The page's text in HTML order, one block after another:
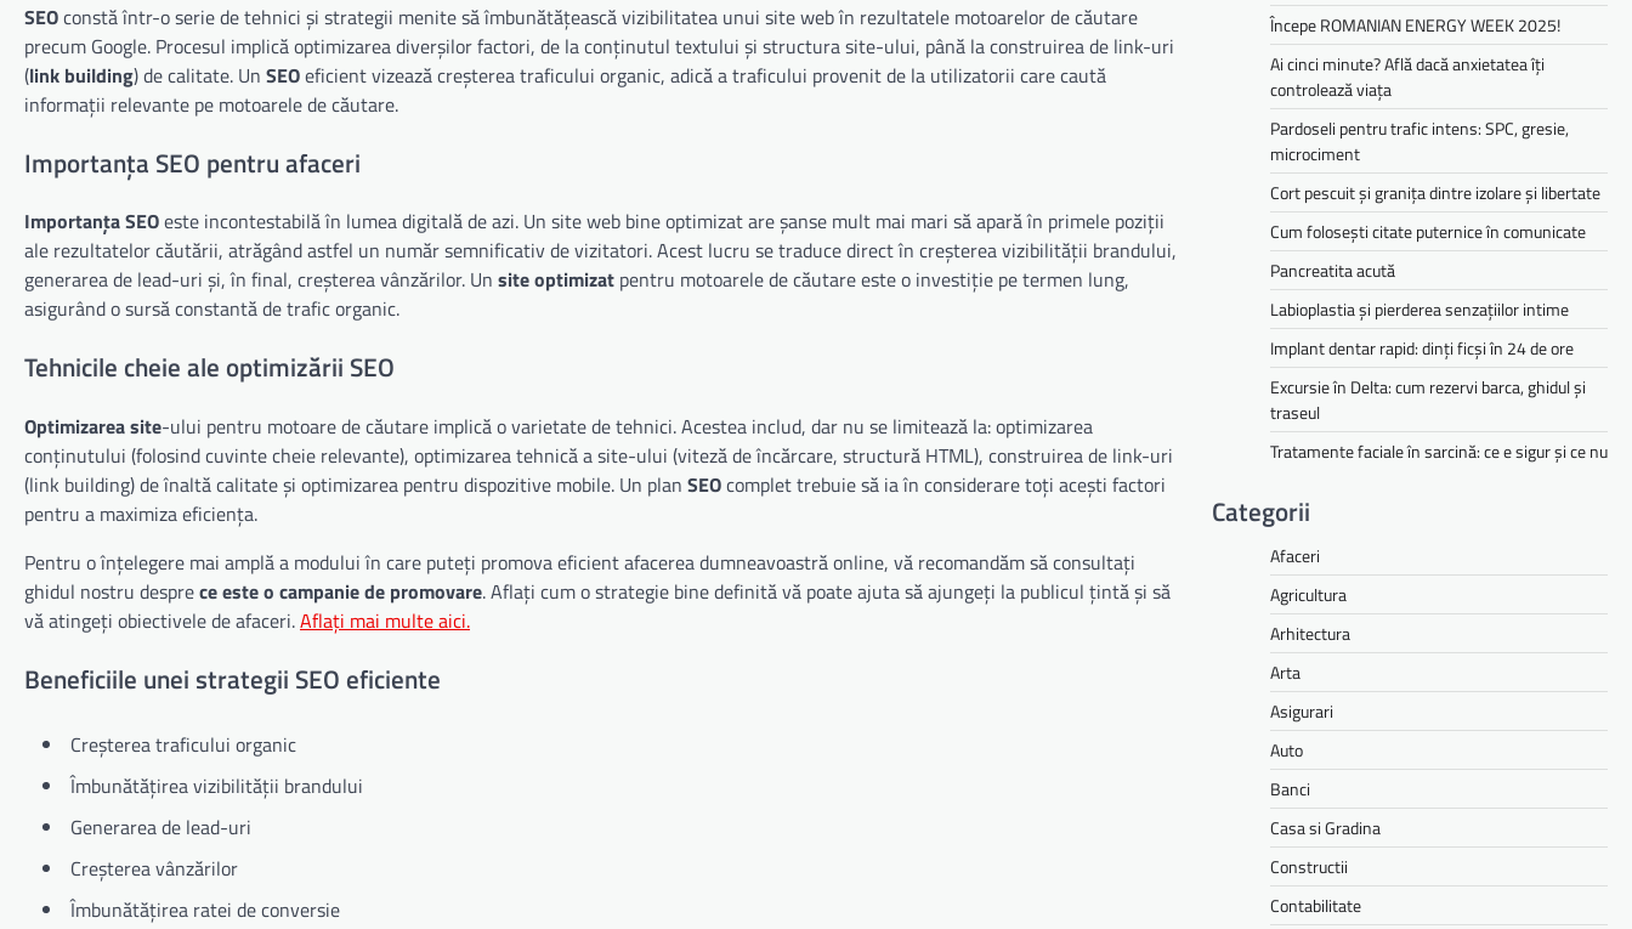
SEOconstă într-o serie de tehnici și strategii menite să îmbunătățească vizibilitatea unui site web în rezultatele motoarelor de căutare
precum Google. Procesul implică optimizarea diverșilor factori, de la conținutul textului și structura site-ului, până la construirea de link-uri
(link building) de calitate. Un SEOeficient vizează creşterea traficului organic, adică a traficului provenit de la utilizatorii care caută
informații relevante pe motoarele de căutare.
Importanța SEO pentru afaceri
Importanța SEOeste incontestabilă în lumea digitală de azi. Un site web bine optimizat are șanse mult mai mari să apară în primele poziții
ale rezultatelor căutării, atrăgând astfel un număr semnificativ de vizitatori. Acest lucru se traduce direct în creșterea vizibilității brandului,
generarea de lead-uri și, în final, creșterea vânzărilor. Un site optimizat pentru motoarele de căutare este o investiție pe termen lung,
asigurând o sursă constantă de trafic organic.
Tehnicile cheie ale optimizării SEO
Optimizarea site-ului pentru motoare de căutare implică o varietate de tehnici. Acestea includ, dar nu se limitează la: optimizarea
conținutului (folosind cuvinte cheie relevante), optimizarea tehnică a site-ului (viteză de încărcare, structură HTML), construirea de link-uri
(link building) de înaltă calitate și optimizarea pentru dispozitive mobile. Un plan SEOcomplet trebuie să ia în considerare toți acești factori
pentru a maximiza eficiența.
Pentru o înțelegere mai amplă a modului în care puteți promova eficient afacerea dumneavoastră online, vă recomandăm să consultați
ghidul nostru desprece este o campanie de promovare. Aflați cum o strategie bine definită vă poate ajuta să ajungeți la publicul țintă și să
vă atingeți obiectivele de afaceri.Aflați mai multe aici.
Beneficiile unei strategii SEO eficiente
Creșterea traficului organic
Îmbunătățirea vizibilității brandului
Generarea de lead-uri
Creșterea vânzărilor
Îmbunătățirea ratei de conversie
Începe ROMANIAN ENERGY WEEK 2025!
Ai cinci minute? Află dacă anxietatea îți
controlează viața
Pardoseli pentru trafic intens: SPC, gresie,
microciment
Cort pescuit și granița dintre izolare și libertate
Cum folosești citate puternice în comunicate
Pancreatita acută
Labioplastia și pierderea senzațiilor intime
Implant dentar rapid: dinți ficși în 24 de ore
Excursie în Delta: cum rezervi barca, ghidul și
traseul
Tratamente faciale în sarcină: ce e sigur și ce nu
Categorii
Afaceri
Agricultura
Arhitectura
Arta
Asigurari
Auto
Banci
Casa si Gradina
Constructii
Contabilitate